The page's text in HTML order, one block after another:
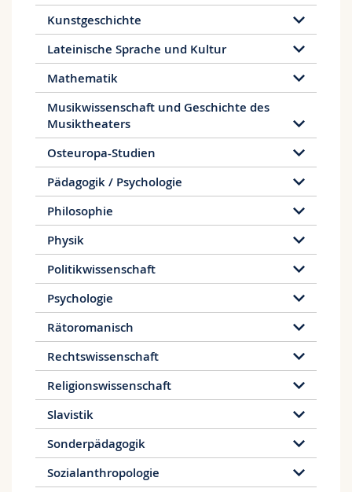
Kunstgeschichte
Lateinische Sprache und Kultur
Mathematik
Musikwissenschaft und Geschichte des
Musiktheaters
Osteuropa-Studien
Pädagogik / Psychologie
Philosophie
Physik
Politikwissenschaft
Psychologie
Rätoromanisch
Rechtswissenschaft
Religionswissenschaft
Slavistik
Sonderpädagogik
Sozialanthropologie